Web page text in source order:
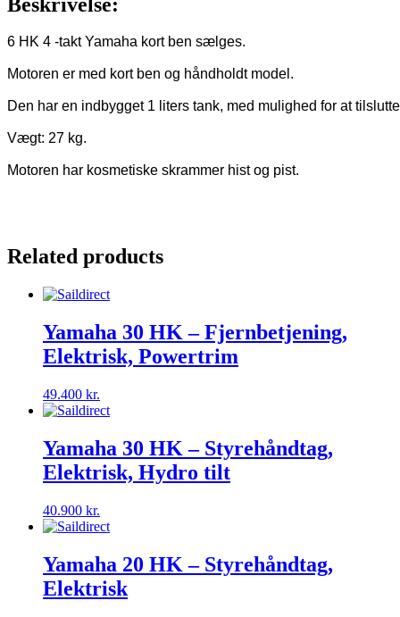
6 HK 4 -takt Yamaha kort ben sælges.
Motoren er med kort ben og håndholdt model.
Den har en indbygget 1 liters tank, med mulighed for at
Vægt: 27 kg.
Motoren har kosmetiske skrammer hist og pist.
Related products
Yamaha 30 HK – Fjernbetjening,
Elektrisk, Powertrim
49.400 kr.
Yamaha 30 HK – Styrehåndtag,
Elektrisk, Hydro tilt
40.900 kr.
Yamaha 20 HK – Styrehåndtag,
Elektrisk